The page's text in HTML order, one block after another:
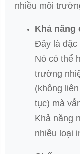
nhiều môi
Khả năng
Đây là đặc
Nó có thể
trường
(không
tục) mà
Khả năng
nhiều loại